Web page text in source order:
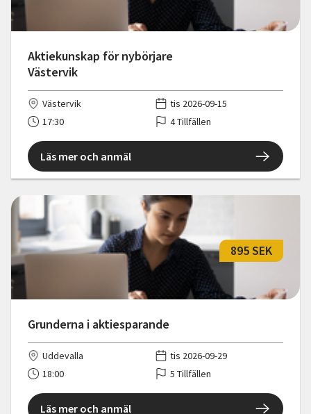
Aktiekunskap för nybörjare
Västervik
Västervik
tis 2026-09-15
17:30
4 Tillfällen
Läs mer och anmäl
Grunderna i aktiesparande
895 SEK
Uddevalla
tis 2026-09-29
18:00
5 Tillfällen
Läs mer och anmäl